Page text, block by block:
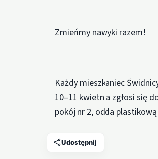
Zmieńmy nawyki razem!
Każdy mieszkaniec
10–11 kwietnia zgłosi się
pokój nr 2, odda
Udostępnij